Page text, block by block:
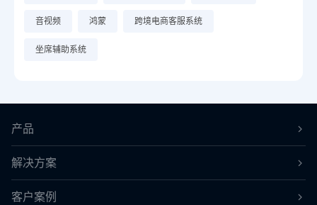
音视频 鸿蒙 跨境电商客服系统
坐席辅助系统
产品
解决方案
客户案例